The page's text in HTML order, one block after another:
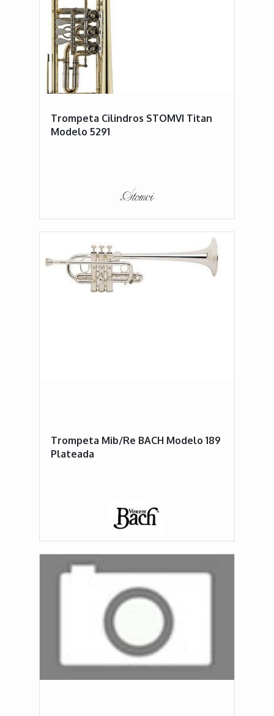
Trompeta Cilindros STOMVI Titan
Modelo 5291
Trompeta Mib/Re BACH Modelo 189
Plateada